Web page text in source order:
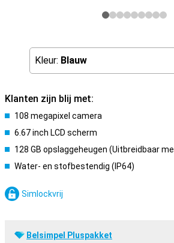
Kleur: Blauw
Klanten zijn blij met:
108 megapixel camera
6.67 inch LCD scherm
128 GB opslaggeheugen (Uitbreidbaar
Water- en stofbestendig (IP64)
Simlockvrij
Belsimpel Pluspakket